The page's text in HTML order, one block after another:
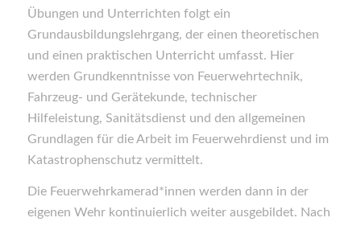
Übungen und Unterrichten folgt ein
Grundausbildungslehrgang, der einen theoretischen
und einen praktischen Unterricht umfasst. Hier
werden Grundkenntnisse von Feuerwehrtechnik,
Fahrzeug- und Gerätekunde, technischer
Hilfeleistung, Sanitätsdienst und den allgemeinen
Grundlagen für die Arbeit im Feuerwehrdienst und im
Katastrophenschutz vermittelt.
Die Feuerwehrkamerad*innen werden dann in der
eigenen Wehr kontinuierlich weiter ausgebildet. Nach